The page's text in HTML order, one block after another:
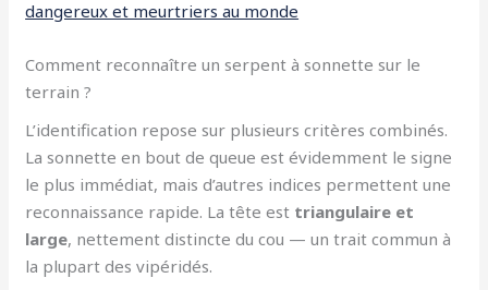
dangereux et meurtriers au monde
Comment reconnaître un serpent à sonnette sur le
terrain ?
L’identification repose sur plusieurs critères combinés.
La sonnette en bout de queue est évidemment le signe
le plus immédiat, mais d’autres indices permettent une
reconnaissance rapide. La tête est triangulaire et
large, nettement distincte du cou — un trait commun à
la plupart des vipéridés.